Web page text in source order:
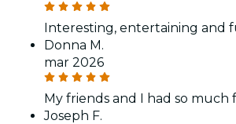
Interesting, entertaining and
Donna M.
mar 2026
My friends and I had so much
Joseph F.